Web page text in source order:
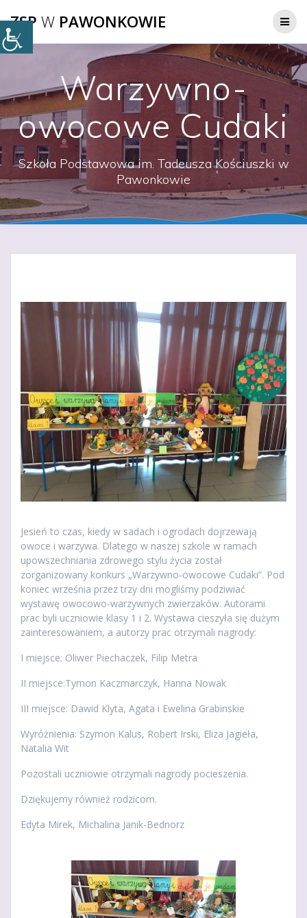
do
ZSP W PAWONKOWIE
Warzywno-
owocowe Cudaki
Szkoła Podstawowa im. Tadeusza Kościuszki w
Pawonkowie
Jesień to czas, kiedy w sadach i ogrodach dojrzewają
owoce i warzywa. Dlatego w naszej szkole w ramach
upowszechniania zdrowego stylu życia został
zorganizowany konkurs „Warzywno-owocowe Cudaki”. Pod
koniec września przez trzy dni mogliśmy podziwiać
wystawę owocowo-warzywnych zwierzaków. Autorami
prac byli uczniowie klasy 1 i 2. Wystawa cieszyła się dużym
zainteresowaniem, a autorzy prac otrzymali nagrody:
I miejsce: Oliwer Piechaczek, Filip Metra
II miejsce:Tymon Kaczmarczyk, Hanna Nowak
III miejsce: Dawid Klyta, Agata i Ewelina Grabinskie
Wyróżnienia: Szymon Kalus, Robert Irski, Eliza Jagieła,
Natalia Wit
Pozostali uczniowie otrzymali nagrody pocieszenia.
Dziękujemy również rodzicom.
Edyta Mirek, Michalina Janik-Bednorz